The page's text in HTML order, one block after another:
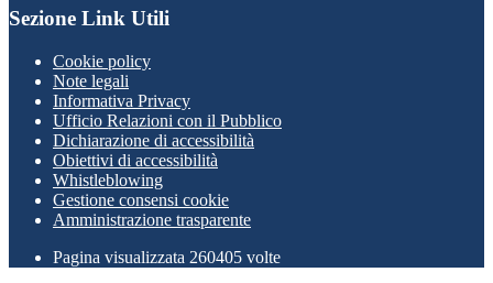
Sezione Link Utili
Cookie policy
Note legali
Informativa Privacy
Ufficio Relazioni con il Pubblico
Dichiarazione di accessibilità
Obiettivi di accessibilità
Whistleblowing
Gestione consensi cookie
Amministrazione trasparente
Pagina visualizzata 260405 volte